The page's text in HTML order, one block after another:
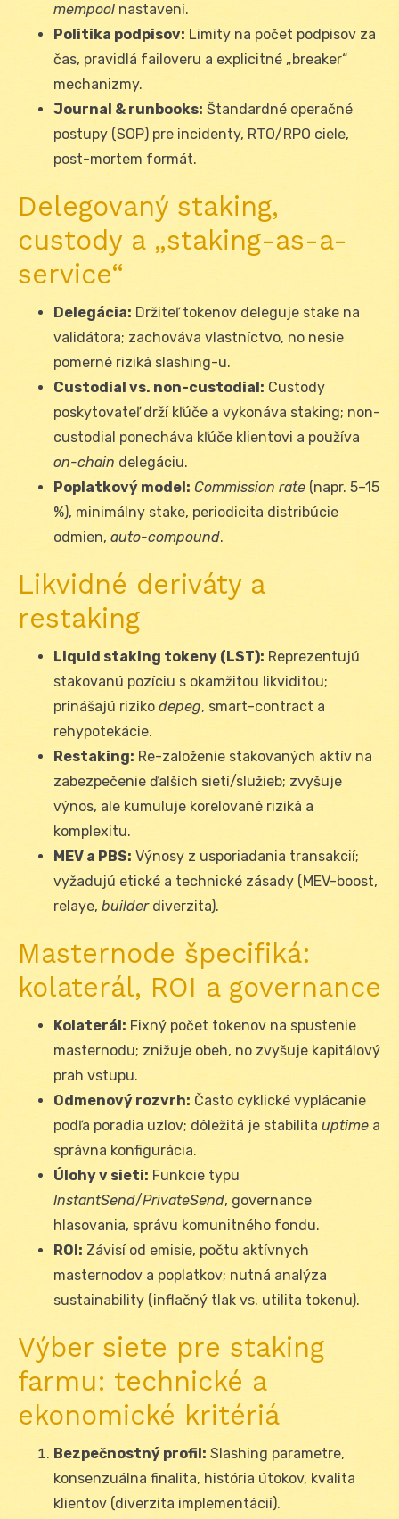
mempool nastavení.
Politika podpisov: Limity na počet podpisov za
čas, pravidlá failoveru a explicitné „breaker“
mechanizmy.
Journal & runbooks: Štandardné operačné
postupy (SOP) pre incidenty, RTO/RPO ciele,
post-mortem formát.
Delegovaný staking,
custody a „staking-as-a-
service“
Delegácia: Držiteľ tokenov deleguje stake na
validátora; zachováva vlastníctvo, no nesie
pomerné riziká slashing-u.
Custodial vs. non-custodial: Custody
poskytovateľ drží kľúče a vykonáva staking; non-
custodial ponecháva kľúče klientovi a používa
on-chain delegáciu.
Poplatkový model: Commission rate (napr. 5–15
%), minimálny stake, periodicita distribúcie
odmien, auto-compound.
Likvidné deriváty a
restaking
Liquid staking tokeny (LST): Reprezentujú
stakovanú pozíciu s okamžitou likviditou;
prinášajú riziko depeg, smart-contract a
rehypotekácie.
Restaking: Re-založenie stakovaných aktív na
zabezpečenie ďalších sietí/služieb; zvyšuje
výnos, ale kumuluje korelované riziká a
komplexitu.
MEV a PBS: Výnosy z usporiadania transakcií;
vyžadujú etické a technické zásady (MEV-boost,
relaye, builderdiverzita).
Masternode špecifiká:
kolaterál, ROI a governance
Kolaterál: Fixný počet tokenov na spustenie
masternodu; znižuje obeh, no zvyšuje kapitálový
prah vstupu.
Odmenový rozvrh: Často cyklické vyplácanie
podľa poradia uzlov; dôležitá je stabilita uptime a
správna konfigurácia.
Úlohy v sieti: Funkcie typu
InstantSend/PrivateSend, governance
hlasovania, správu komunitného fondu.
ROI: Závisí od emisie, počtu aktívnych
masternodov a poplatkov; nutná analýza
sustainability (inflačný tlak vs. utilita tokenu).
Výber siete pre staking
farmu: technické a
ekonomické kritériá
Bezpečnostný profil: Slashing parametre,
konsenzuálna finalita, história útokov, kvalita
klientov (diverzita implementácií).